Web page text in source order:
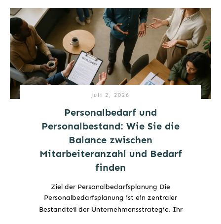
Juli 2, 2026
Personalbedarf und
Personalbestand: Wie Sie die
Balance zwischen
Mitarbeiteranzahl und Bedarf
finden
Ziel der Personalbedarfsplanung Die
Personalbedarfsplanung ist ein zentraler
Bestandteil der Unternehmensstrategie. Ihr